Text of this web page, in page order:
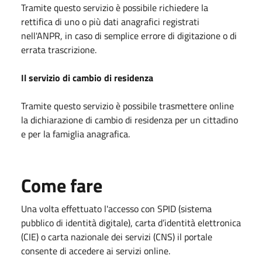
Tramite questo servizio è possibile richiedere la
rettifica di uno o più dati anagrafici registrati
nell'ANPR, in caso di semplice errore di digitazione o di
errata trascrizione.
Il servizio di cambio di residenza
Tramite questo servizio è possibile trasmettere online
la dichiarazione di cambio di residenza per un cittadino
e per la famiglia anagrafica.
Come fare
Una volta effettuato l'accesso con SPID (sistema
pubblico di identità digitale), carta d’identità elettronica
(CIE) o carta nazionale dei servizi (CNS) il portale
consente di accedere ai servizi online.